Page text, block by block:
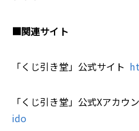
■関連サイト
「くじ引き堂」公式サイト
「くじ引き堂」公式Xアカウ
ido